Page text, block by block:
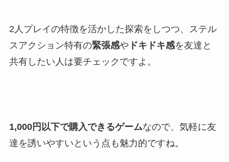
2人プレイの特徴を活かした探索をしつつ、ステル
スアクション特有の緊張感や ドキドキ感を友達と
共有したい人は要チェックですよ。
1,000円以下で購入できるゲームなので、気軽に友
達を誘いやすいという点も魅力的ですね。